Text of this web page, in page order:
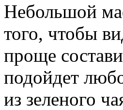
Небольшой
того, чтобы
проще
подойдет
из зеленого